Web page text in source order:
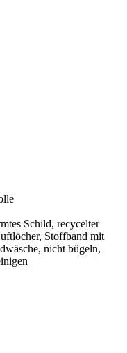
Schild, recycelter
Stoffband mit
nicht bügeln,